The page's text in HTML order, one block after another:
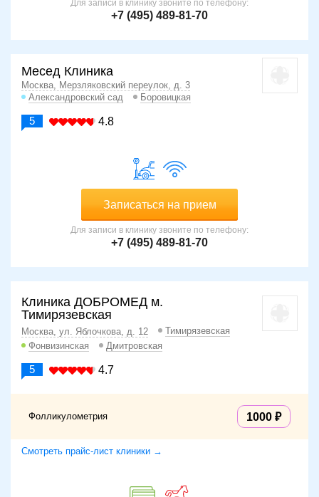
Для записи в клинику звоните по телефону:
+7 (495) 489-81-70
Месед Клиника
Москва, Мерзляковский переулок, д. 3
Александровский сад
Боровицкая
5 4.8
Записаться на прием
Для записи в клинику звоните по телефону:
+7 (495) 489-81-70
Клиника ДОБРОМЕД м.
Тимирязевская
Москва, ул. Яблочкова, д. 12
Тимирязевская
Фонвизинская
Дмитровская
5 4.7
Фолликулометрия 1000
Смотреть прайс-лист клиники →